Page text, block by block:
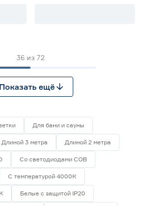
36 из 72
Показать ещё
Для бани и сауны
Длиной 3 метра Длиной 2 метра
Со светодиодами СОВ
С температурой 4000К
Белые с защитой IP20